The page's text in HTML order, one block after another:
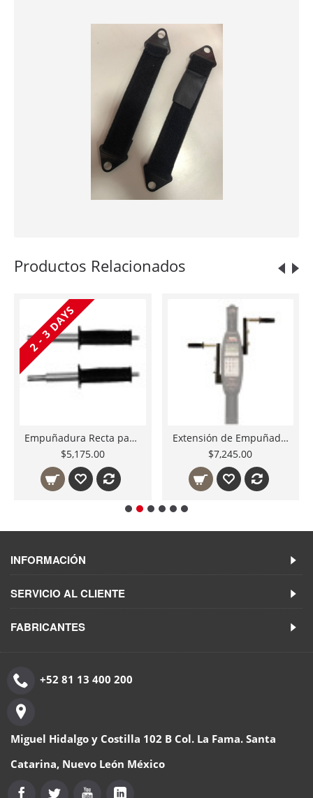
Productos Relacionados
2 - 3 DAYS
Empuñadura Recta para VersaClimber SM FM SC Quick Release Refacciones Originales VersaClimber México
$5,175.00
Extensión de Empuñadura para VersaClimber SM FM SC Arm Extenders Originales VersaClimber México
$7,245.00
INFORMACIÓN
SERVICIO AL CLIENTE
FABRICANTES
+52 81 13 400 200
Miguel Hidalgo y Costilla 102 B Col. La Fama. Santa
Catarina, Nuevo León México